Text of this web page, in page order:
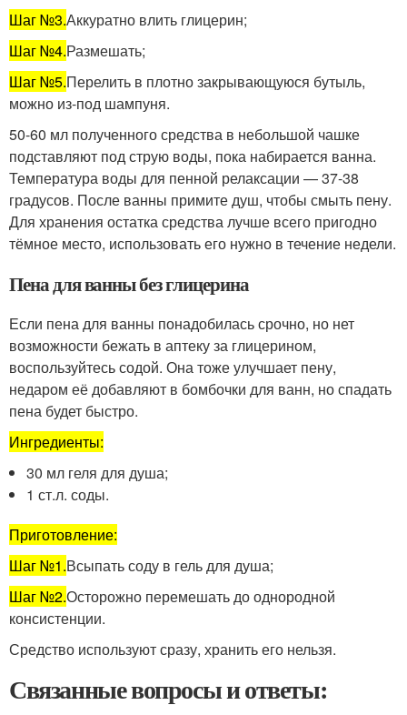
Шаг №3.Аккуратно влить глицерин;
Шаг №4.Размешать;
Шаг №5.Перелить в плотно закрывающуюся бутыль,
можно из-под шампуня.
50-60 мл полученного средства в небольшой чашке
подставляют под струю воды, пока набирается ванна.
Температура воды для пенной релаксации — 37-38
градусов. После ванны примите душ, чтобы смыть пену.
Для хранения остатка средства лучше всего пригодно
тёмное место, использовать его нужно в течение недели.
Пена для ванны без глицерина
Если пена для ванны понадобилась срочно, но нет
возможности бежать в аптеку за глицерином,
воспользуйтесь содой. Она тоже улучшает пену,
недаром её добавляют в бомбочки для ванн, но спадать
пена будет быстро.
Ингредиенты:
30 мл геля для душа;
1 ст.л. соды.
Приготовление:
Шаг №1.Всыпать соду в гель для душа;
Шаг №2.Осторожно перемешать до однородной
консистенции.
Средство используют сразу, хранить его нельзя.
Связанные вопросы и ответы: